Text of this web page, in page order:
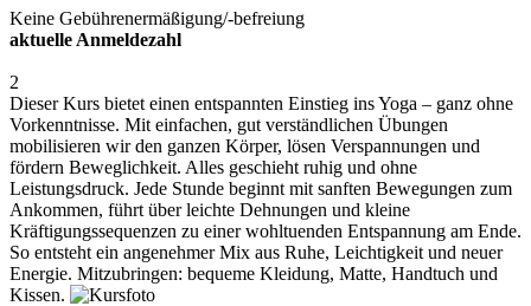
Keine Gebührenermäßigung/-befreiung
aktuelle Anmeldezahl
2
Dieser Kurs bietet einen entspannten Einstieg ins Yoga – ganz ohne
Vorkenntnisse. Mit einfachen, gut verständlichen Übungen
mobilisieren wir den ganzen Körper, lösen Verspannungen und
fördern Beweglichkeit. Alles geschieht ruhig und ohne
Leistungsdruck. Jede Stunde beginnt mit sanften Bewegungen zum
Ankommen, führt über leichte Dehnungen und kleine
Kräftigungssequenzen zu einer wohltuenden Entspannung am Ende.
So entsteht ein angenehmer Mix aus Ruhe, Leichtigkeit und neuer
Energie. Mitzubringen: bequeme Kleidung, Matte, Handtuch und
Kissen.